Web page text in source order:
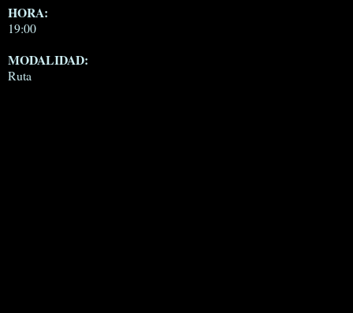
HORA:
19:00
MODALIDAD:
Ruta